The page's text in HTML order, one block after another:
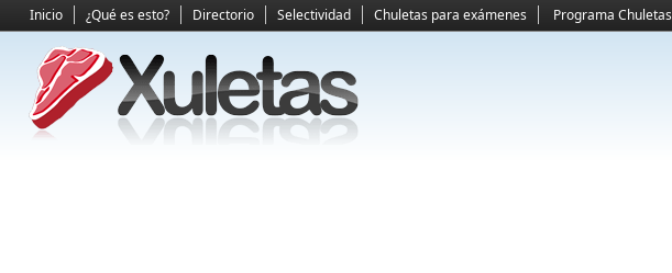
Inicio ¿Qué es esto? Directorio Selectividad Chuletas para exámenes Programa Chuletas